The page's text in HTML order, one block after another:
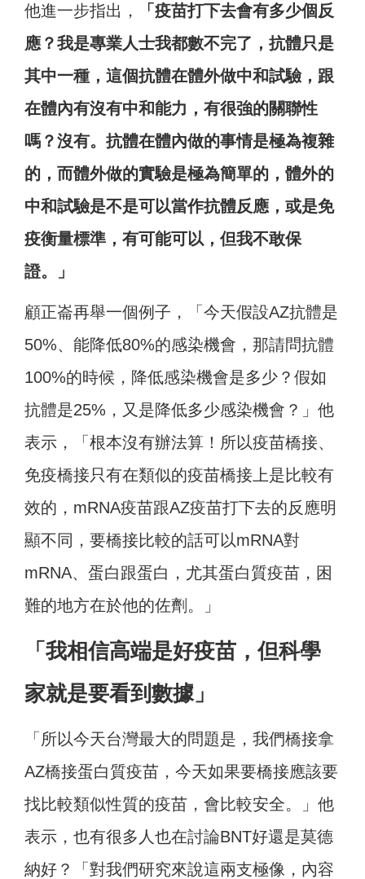
他進一步指出，
「疫苗打下去會有多少個反
應？我是專業人士我都數不完了，抗體只是
其中一種，這個抗體在體外做中和試驗，跟
在體內有沒有中和能力，有很強的關聯性
嗎？沒有。抗體在體內做的事情是極為複雜
的，而體外做的實驗是極為簡單的，體外的
中和試驗是不是可以當作抗體反應，或是免
疫衡量標準，有可能可以，但我不敢保
證。」
顧正崙再舉一個例子，「今天假設AZ抗體是
50%、能降低80%的感染機會，那請問抗體
100%的時候，降低感染機會是多少？假如
抗體是25%，又是降低多少感染機會？」他
表示，「根本沒有辦法算！所以疫苗橋接、
免疫橋接只有在類似的疫苗橋接上是比較有
效的，mRNA疫苗跟AZ疫苗打下去的反應明
顯不同，要橋接比較的話可以mRNA對
mRNA、蛋白跟蛋白，尤其蛋白質疫苗，困
難的地方在於他的佐劑。」
「我相信高端是好疫苗，但科學
家就是要看到數據」
「所以今天台灣最大的問題是，我們橋接拿
AZ橋接蛋白質疫苗，今天如果要橋接應該要
找比較類似性質的疫苗，會比較安全。」他
表示，也有很多人也在討論BNT好還是莫德
納好？「對我們研究來說這兩支極像，內容